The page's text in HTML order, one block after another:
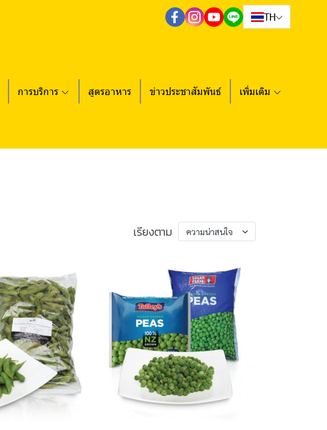
TH
การบริการ สูตรอาหาร ข่าวประชาสัมพันธ์ เพิ่มเติม
เรียงตาม ความน่าสนใจ